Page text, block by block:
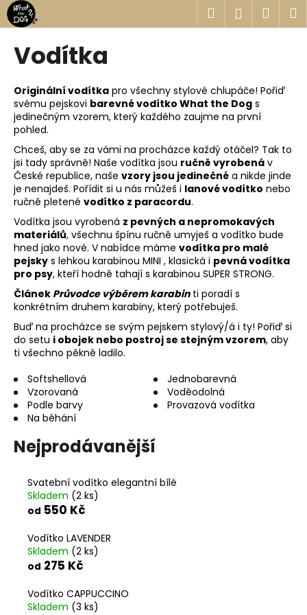
Přejít
na
obsah
Hledat
Vodítka
Originální vodítka pro všechny stylové chlupáče! Pořiď
svému pejskovi barevné vodítko What the Dog s
jedinečným vzorem, který každého zaujme na první
pohled.
Chceš, aby se za vámi na procházce každý otáčel? Tak to
jsi tady správně! Naše vodítka jsou ručně vyrobená v
České republice, naše vzory jsou jedinečné a nikde jinde
je nenajdeš. Pořídit si u nás můžeš i lanové vodítko nebo
ručně pletené vodítko z paracordu.
Vodítka jsou vyrobená z pevných a nepromokavých
materiálů, všechnu špínu ručně umyješ a vodítko bude
hned jako nové. V nabídce máme vodítka pro malé
pejsky s lehkou karabinou MINI , klasická i pevná vodítka
pro psy, kteří hodně tahají s karabinou SUPER STRONG.
Článek Průvodce výběrem karabinti poradí s
konkrétním druhem karabiny, který potřebuješ.
Buď na procházce se svým pejskem stylový/á i ty! Pořiď si
do setu i obojek nebo postroj se stejným vzorem, aby
ti všechno pěkně ladilo.
Softshellová
Jednobarevná
Vzorovaná
Voděodolná
Podle barvy
Provazová vodítka
Na běhání
Nejprodávanější
Svatební vodítko elegantní bílé
Skladem (2 ks)
od 550 Kč
Vodítko LAVENDER
Skladem (2 ks)
od 275 Kč
Vodítko CAPPUCCINO
Skladem (3 ks)
K
o
o
p
o
t
ř
e
b
u
j
e
t
e
n
a
j
í
t
?